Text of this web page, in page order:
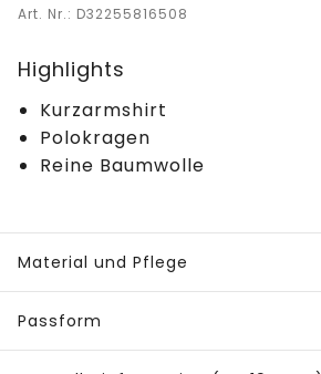
Art. Nr.: D32255816508
Highlights
Kurzarmshirt
Polokragen
Reine Baumwolle
Material und Pflege
Passform